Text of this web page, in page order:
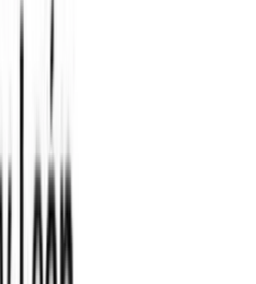
Acuerdo
Nivel Alerta 3
KB )